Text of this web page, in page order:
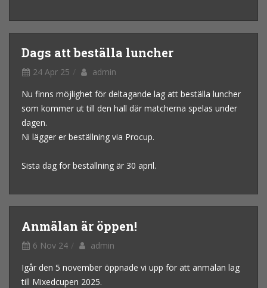
Dags att beställa luncher
24 Apr 25
admin
Nu finns möjlighet för deltagande lag att beställa luncher
som kommer ut till den hall där matcherna spelas under
dagen.
Ni lägger er beställning via Procup.
Sista dag för beställning är 30 april.
Anmälan är öppen!
6 Nov 24
admin
Igår den 5 november öppnade vi upp för att anmälan lag
till Mixedcupen 2025.